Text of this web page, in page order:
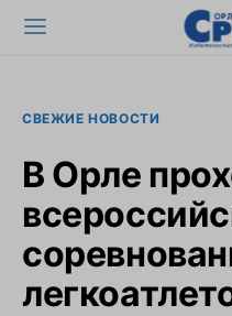
СВЕЖИЕ НОВОСТИ
В Орле